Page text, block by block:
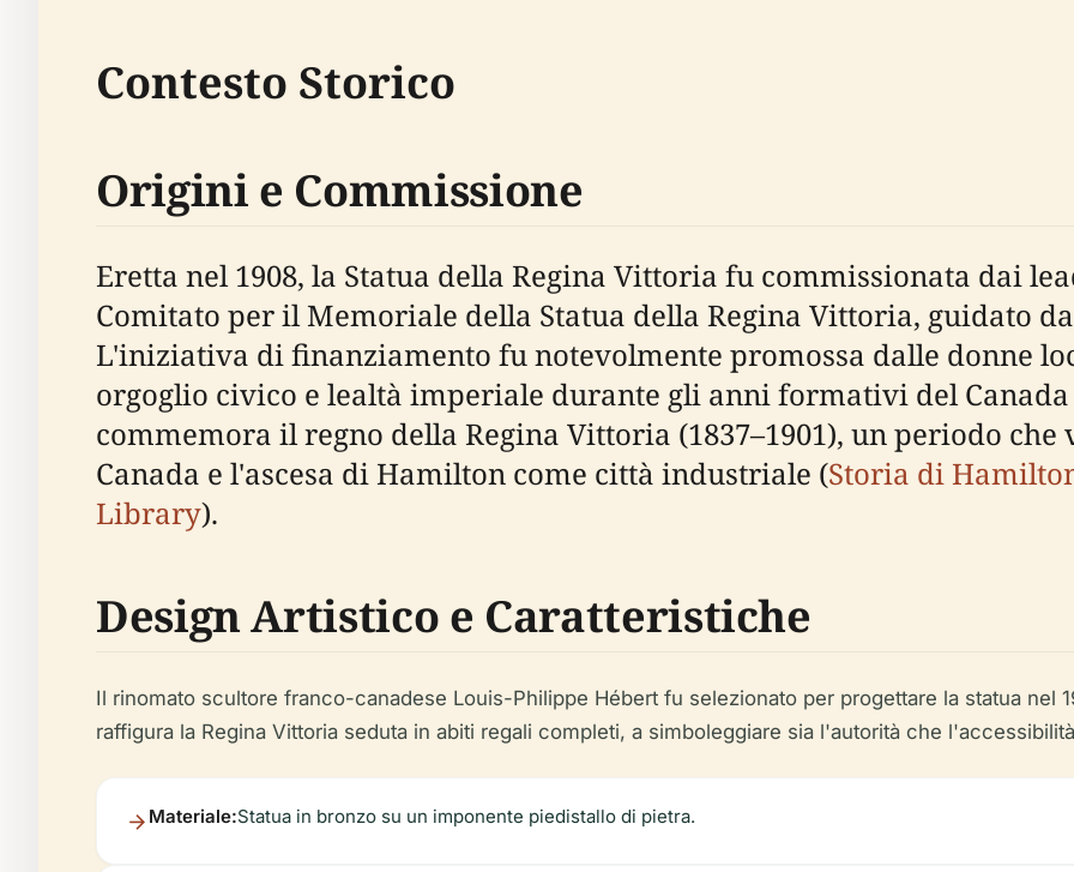
Contesto Storico
Origini e Commissione
Eretta nel 1908, la Statua della Regina Vittoria fu commissionata dai
Comitato per il Memoriale della Statua della Regina Vittoria, guidato
L'iniziativa di finanziamento fu notevolmente promossa dalle donne
orgoglio civico e lealtà imperiale durante gli anni formativi del Canada
commemora il regno della Regina Vittoria (1837–1901), un periodo
Canada e l'ascesa di Hamilton come città industriale (Storia di
Library).
Design Artistico e Caratteristiche
Il rinomato scultore franco-canadese Louis-Philippe Hébert fu selezionato per progettare la statua nel
raffigura la Regina Vittoria seduta in abiti regali completi, a simboleggiare sia l'autorità che
Materiale:Statua in bronzo su un imponente piedistallo di pietra.